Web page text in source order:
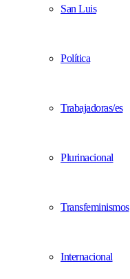
San Luis
Política
Trabajadoras/es
Plurinacional
Transfeminismos
Internacional